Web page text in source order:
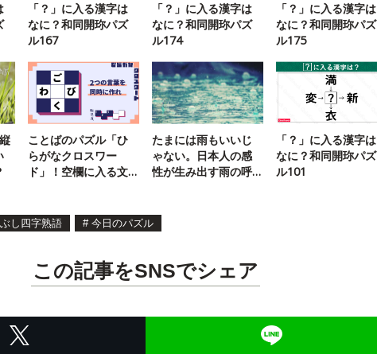
「？」に入る漢字は
なに？和同開珎パズ
ル167
「？」に入る漢字は
なに？和同開珎パズ
ル174
「？」に入る漢字は
なに？和同開珎パズ
ル175
ことばのパズル「ひ
らがなクロスワー
ド」！空欄に入る文
たまには雨もいいじ
ゃない。日本人の感
性が生み出す雨の呼
「？」に入る漢字は
なに？和同開珎パズ
ル101
し四字熟語 # 今日のパズル
この記事をSNSでシェア